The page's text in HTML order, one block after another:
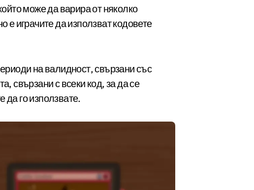
може да варира от няколко
играчите да използват кодовете
на валидност, свързани със
свързани с всеки код, за да се
да го използвате.